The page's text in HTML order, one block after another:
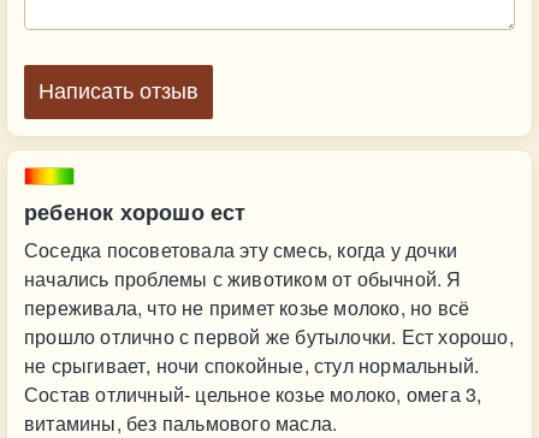
ребенок хорошо ест
Соседка посоветовала эту смесь, когда у дочки
начались проблемы с животиком от обычной. Я
переживала, что не примет козье молоко, но всё
прошло отлично с первой же бутылочки. Ест хорошо,
не срыгивает, ночи спокойные, стул нормальный.
Состав отличный- цельное козье молоко, омега 3,
витамины, без пальмового масла.
Написать отзыв